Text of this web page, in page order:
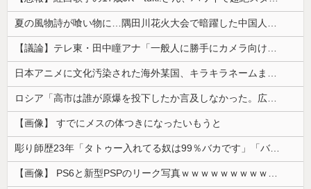
夏の風物詩が喰い物に…隅田川花火大会で暗躍した中国人「場所取り転売ヤー」の高笑い
【議論】テレ東・田中瞳アナ「一般人に勝手にカメラ向けられて恐怖を感じるの！」←これ
日本アニメに文化汚染された海外某国、キラキラネームまで日本風の”あれ”に影響されてしまった結果……
ロシア「高市は誰が原爆を投下したか言及しなかった。広島と長崎に落ちたのはUFOだと思っているのか?」
【画像】 すでにメスの体つきになったいもうと
彫り師歴23年「タトゥー入れてる奴は99％バカです」「バカは5000円が好き」無断キャンセル、挨拶できない、金がない…客層をぶっちゃけ
【画像】 PS6と新型PSPのリーク写真ｗｗｗｗｗｗｗｗｗｗｗｗｗｗｗｗｗｗｗ